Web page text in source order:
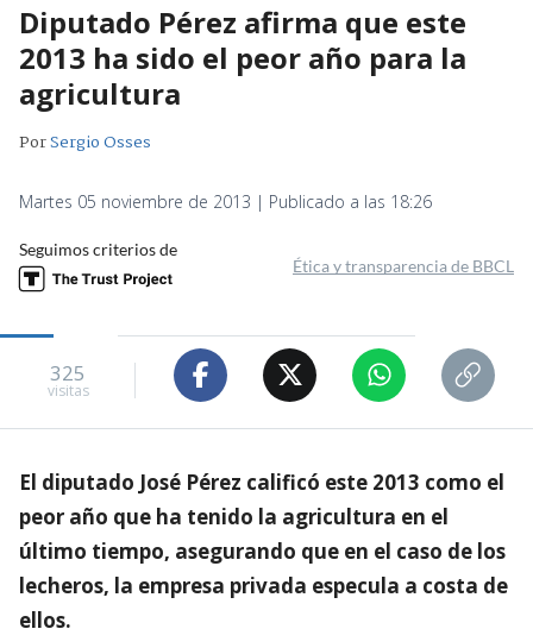
Diputado Pérez afirma que este
2013 ha sido el peor año para la
agricultura
PorSergio Osses
Martes 05 noviembre de 2013 | Publicado a las 18:26
Seguimos criterios de
Ética y transparencia de BBCL
325
visitas
El diputado José Pérez calificó este 2013 como el
peor año que ha tenido la agricultura en el
último tiempo, asegurando que en el caso de los
lecheros, la empresa privada especula a costa de
ellos.